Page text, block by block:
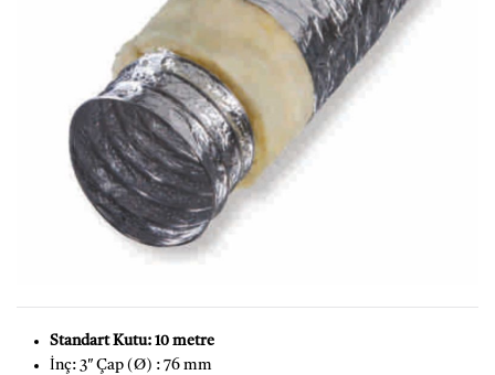
Standart Kutu: 10 metre
İnç: 3″ Çap (Ø) : 76 mm